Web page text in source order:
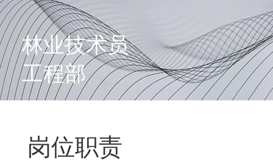
林业技术员
工程部
岗位职责